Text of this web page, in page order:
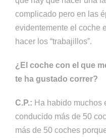
complicado pero en las
evidentemente el coche
hacer los “trabajillos”.
¿El coche con el que
te ha gustado correr?
C.P.: Ha habido muchos
conducido más de 50
más de 50 coches